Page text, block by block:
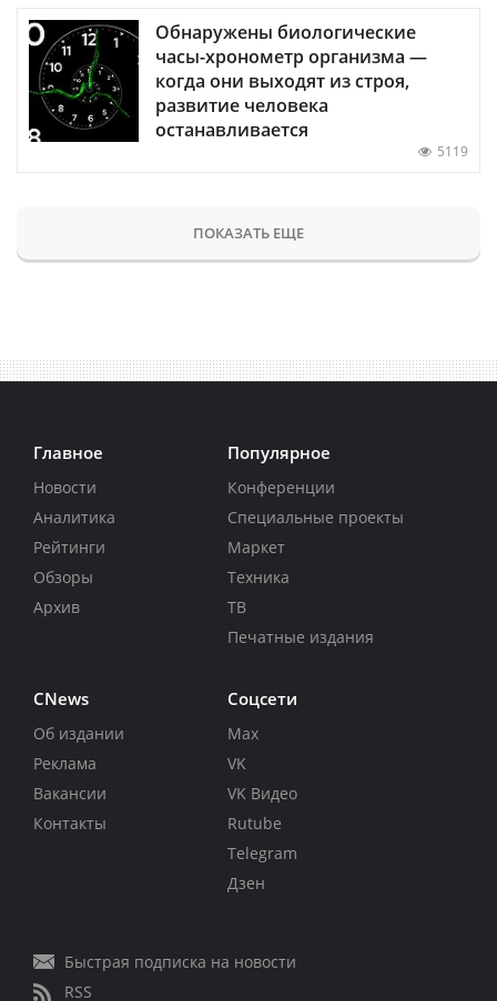
Обнаружены биологические
часы-хронометр организма —
когда они выходят из строя,
развитие человека
останавливается
5119
ПОКАЗАТЬ ЕЩЕ
Главное
Новости
Аналитика
Рейтинги
Обзоры
Архив
Популярное
Конференции
Специальные проекты
Маркет
Техника
ТВ
Печатные издания
CNews
Об издании
Реклама
Вакансии
Контакты
Соцсети
Max
VK
VK Видео
Rutube
Telegram
Дзен
Быстрая подписка на новости
RSS